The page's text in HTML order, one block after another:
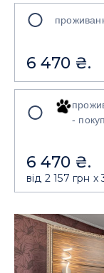
Зручності в
Міні-кухня,
6 470 ₴.
-
6 470 ₴.
від 2 157 грн x